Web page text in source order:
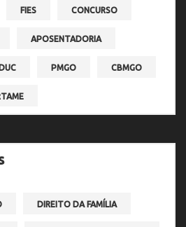
FIES CONCURSO
APOSENTADORIA
PMGO CBMGO
DIREITO DA FAMÍLIA